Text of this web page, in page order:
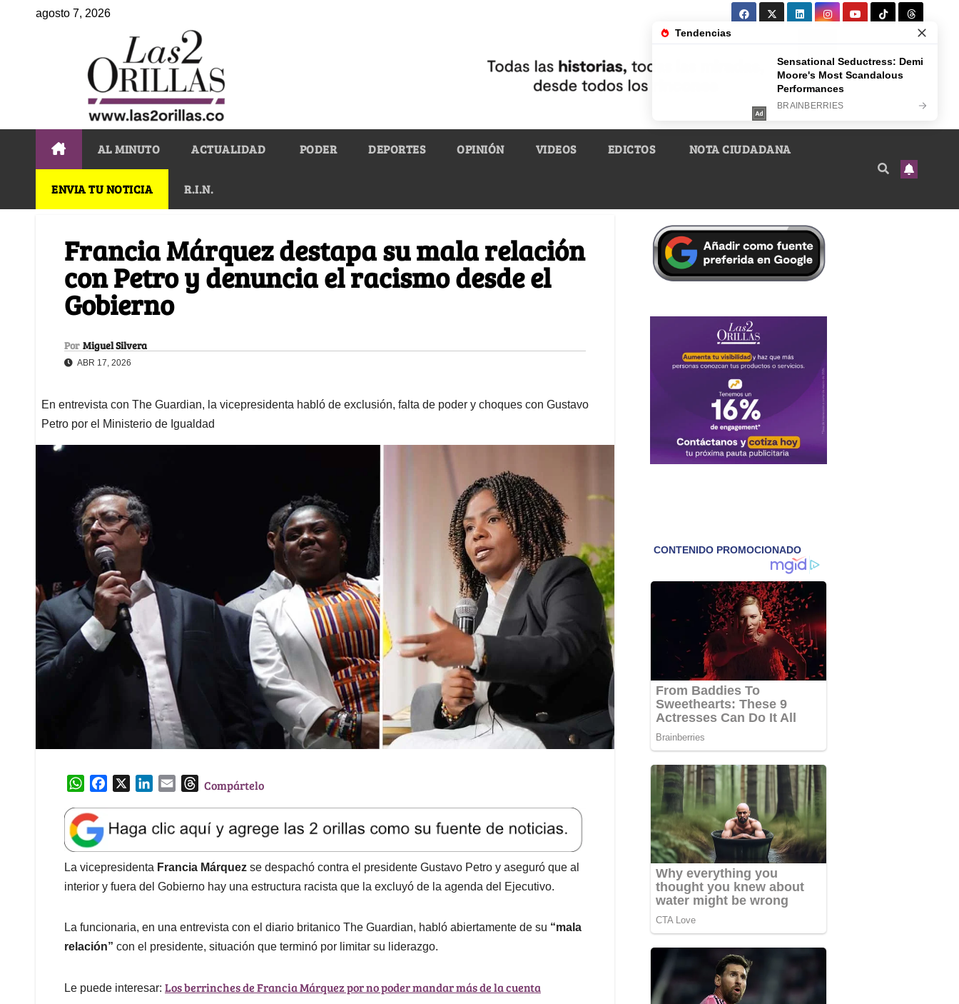
agosto 7, 2026
AL MINUTO ACTUALIDAD PODER DEPORTES OPINIÓN VIDEOS EDICTOS NOTA CIUDADANA
ENVIA TU NOTICIA R.I.N.
Francia Márquez destapa su mala relación
con Petro y denuncia el racismo desde el
Gobierno
Por Miguel Silvera
ABR 17, 2026
En entrevista con The Guardian, la vicepresidenta habló de exclusión, falta de poder y choques con Gustavo
Petro por el Ministerio de Igualdad
W
a
t
s
A
p
e
b
o
o
k
e
d
I
l
T
e
a
d
s
Compártelo
La vicepresidenta Francia Márquez se despachó contra el presidente Gustavo Petro y aseguró que al
interior y fuera del Gobierno hay una estructura racista que la excluyó de la agenda del Ejecutivo.
La funcionaria, en una entrevista con el diario britanico The Guardian, habló abiertamente de su “mala
relación” con el presidente, situación que terminó por limitar su liderazgo.
Le puede interesar: Los berrinches de Francia Márquez por no poder mandar más de la cuenta